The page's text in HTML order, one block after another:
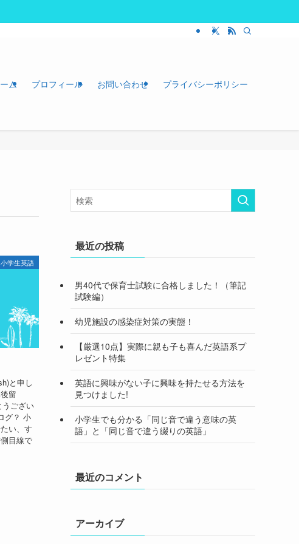
ム プロフィール お問い合わせ プライバシーポリシー
小学生英語
と申し
留
ござい
グ？ 小
い、す
目線で
最近の投稿
男40代で保育士試験に合格しました！（筆記
試験編）
幼児施設の感染症対策の実態！
【厳選10点】実際に親も子も喜んだ英語系プ
レゼント特集
英語に興味がない子に興味を持たせる方法を
見つけました!
小学生でも分かる「同じ音で違う意味の英
語」と「同じ音で違う綴りの英語」
最近のコメント
アーカイブ